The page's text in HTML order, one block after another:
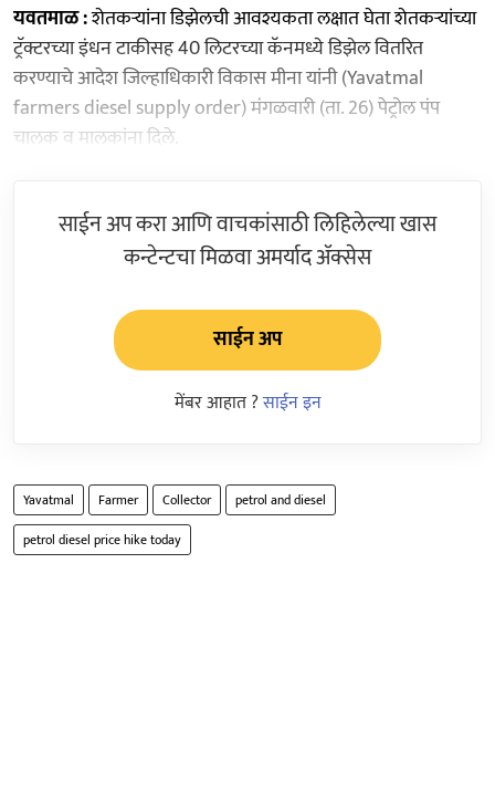
यवतमाळ :शेतकर्‍यांना डिझेलची आवश्यकता लक्षात घेता शेतकर्‍यांच्या
ट्रॅक्टरच्या इंधन टाकीसह 40 लिटरच्या कॅनमध्ये डिझेल वितरित
करण्याचे आदेश जिल्हाधिकारी विकास मीना यांनी (Yavatmal
farmers diesel supply order) मंगळवारी (ता. 26) पेट्रोल पंप
चालक व मालकांना दिले.
साईन अप करा आणि वाचकांसाठी लिहिलेल्या खास
कन्टेन्टचा मिळवा अमर्याद ॲक्सेस
साईन अप
मेंबर आहात ?साईन इन
Yavatmal Farmer Collector
petrol and diesel
petrol diesel price hike today